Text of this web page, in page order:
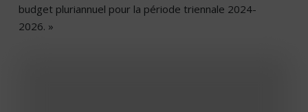
budget pluriannuel pour la période triennale 2024-
2026. »